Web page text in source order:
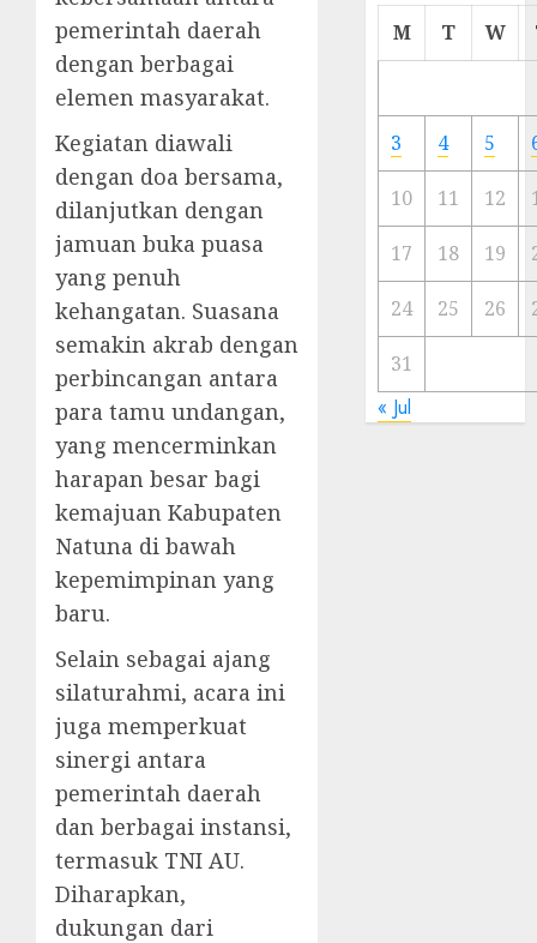
pemerintah daerah
dengan berbagai
elemen masyarakat.
Kegiatan diawali
dengan doa bersama,
dilanjutkan dengan
jamuan buka puasa
yang penuh
kehangatan. Suasana
semakin akrab dengan
perbincangan antara
para tamu undangan,
yang mencerminkan
harapan besar bagi
kemajuan Kabupaten
Natuna di bawah
kepemimpinan yang
baru.
Selain sebagai ajang
silaturahmi, acara ini
juga memperkuat
sinergi antara
pemerintah daerah
dan berbagai instansi,
termasuk TNI AU.
Diharapkan,
dukungan dari
Cermin
Ibu
Kota
23/11/
M T W
3 4 5
10 11 12
17 18 19
24 25 26
31
« Jul